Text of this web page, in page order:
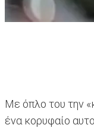
Με όπλο του την
ένα κορυφαίο